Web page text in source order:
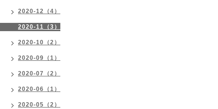
2020-12（4）
2020-11（3）
2020-10（2）
2020-09（1）
2020-07（2）
2020-06（1）
2020-05（2）